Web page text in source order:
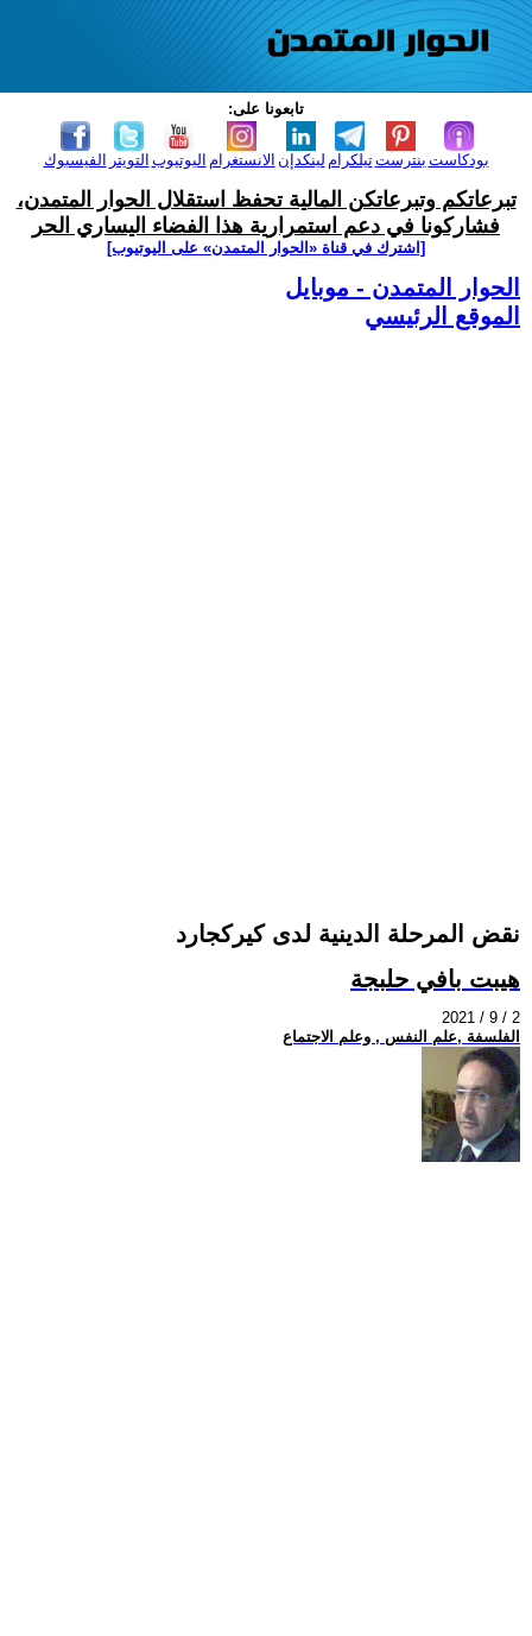
تابعونا على:
الفيسبوك التويتر اليوتيوب الانستغرام لينكدإن تيلكرامبنترست بودكاست
تبرعاتكم وتبرعاتكن المالية تحفظ استقلال الحوار المتمدن،
فشاركونا في دعم استمرارية هذا الفضاء اليساري الحر
[اشترك في قناة ‫«الحوار المتمدن» على اليوتيوب]
الحوار المتمدن - موبايل
الموقع الرئيسي
نقض المرحلة الدينية لدى كيركجارد
هيبت بافي حلبجة
2021 / 9 / 2
الفلسفة ,علم النفس , وعلم الاجتماع